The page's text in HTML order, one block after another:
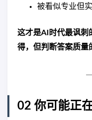
被看似专业但
这才是AI时代最讽刺
得，但判断答案质量
02 你可能正